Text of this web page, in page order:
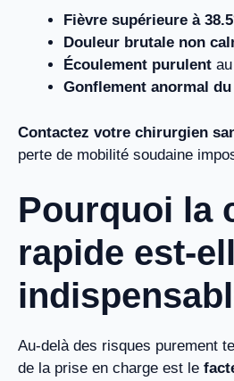
Fièvre supérieure à
Douleur brutale non
Écoulement purulent
Gonflement anormal
Contactez votre chirurgien
perte de mobilité soudaine
Pourquoi la
rapide est-
Au-delà des risques purement
de la prise en charge est le